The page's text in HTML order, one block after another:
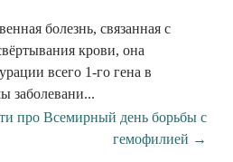
болезнь, связанная с
крови, она
всего 1-го гена в
заболевани...
про Всемирный день борьбы с
гемофилией →